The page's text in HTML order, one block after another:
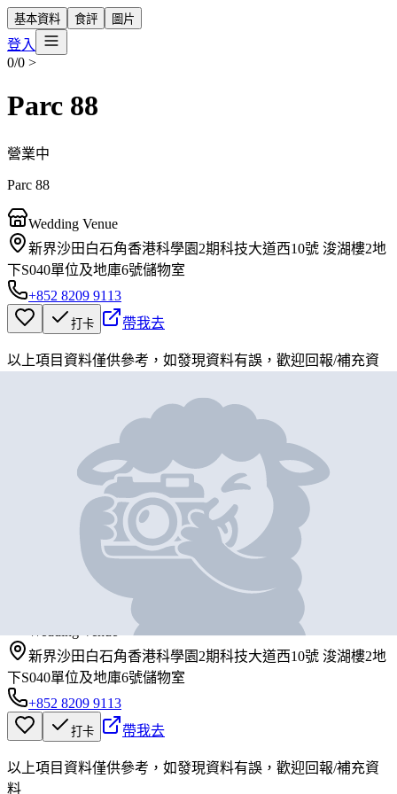
基本資料 食評 圖片
登入
0/0 >
Parc 88
營業中
Parc 88
Wedding Venue
新界沙田白石角香港科學園2期科技大道西10號 浚湖樓2地
下S040單位及地庫6號儲物室
+852 8209 9113
打卡 帶我去
以上項目資料僅供參考，如發現資料有誤，歡迎回報/補充資
Parc 88
新界沙田白石角香港科學園2期科技大道西10號 浚湖樓2地
下S040單位及地庫6號儲物室
+852 8209 9113
打卡 帶我去
以上項目資料僅供參考，如發現資料有誤，歡迎回報/補充資
料